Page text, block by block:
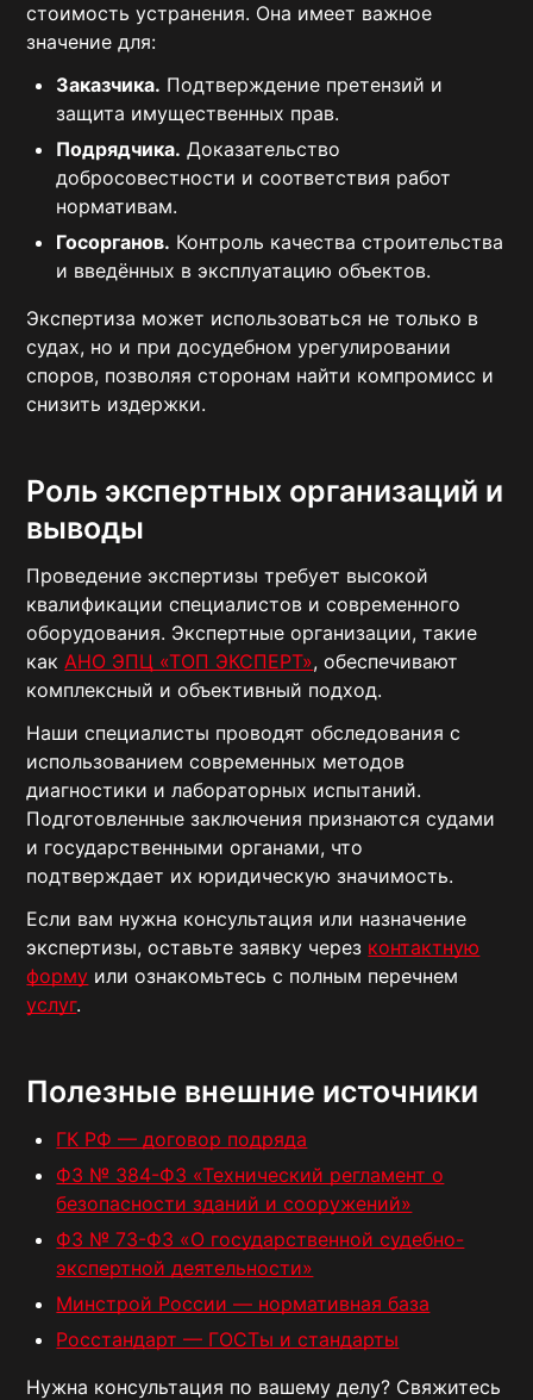
стоимость устранения. Она имеет важное
значение для:
Заказчика. Подтверждение претензий и
защита имущественных прав.
Подрядчика. Доказательство
добросовестности и соответствия работ
нормативам.
Госорганов. Контроль качества строительства
и введённых в эксплуатацию объектов.
Экспертиза может использоваться не только в
судах, но и при досудебном урегулировании
споров, позволяя сторонам найти компромисс и
снизить издержки.
Роль экспертных организаций и
выводы
Проведение экспертизы требует высокой
квалификации специалистов и современного
оборудования. Экспертные организации, такие
какАНО ЭПЦ «ТОП ЭКСПЕРТ», обеспечивают
комплексный и объективный подход.
Наши специалисты проводят обследования с
использованием современных методов
диагностики и лабораторных испытаний.
Подготовленные заключения признаются судами
и государственными органами, что
подтверждает их юридическую значимость.
Если вам нужна консультация или назначение
экспертизы, оставьте заявку через контактную
форму или ознакомьтесь с полным перечнем
услуг.
Полезные внешние источники
ГК РФ — договор подряда
ФЗ № 384-ФЗ «Технический регламент о
безопасности зданий и сооружений»
ФЗ № 73-ФЗ «О государственной судебно-
экспертной деятельности»
Минстрой России — нормативная база
Росстандарт — ГОСТы и стандарты
Нужна консультация по вашему делу? Свяжитесь